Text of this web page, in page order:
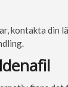
kontakta din